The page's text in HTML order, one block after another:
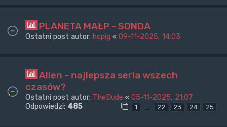
PLANETA MAŁP - SONDA
Ostatni post autor: hcpig « 09-11-2025, 14:03
Alien - najlepsza seria wszech
czasów?
Ostatni post autor: TheDude « 05-11-2025, 21:07
Odpowiedzi: 485 1 … 22 23 24 25